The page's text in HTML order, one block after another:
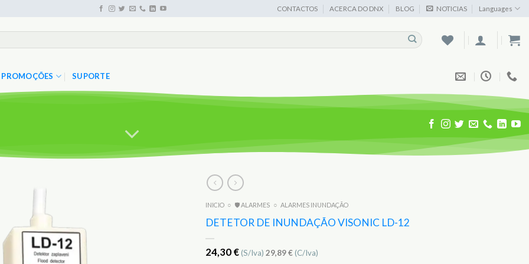
CONTACTOS ACERCA DO DNX BLOG NOTICIAS Languages
PROMOÇÕES SUPORTE
INICIO ○ 🛡️ ALARMES ○ ALARMES INUNDAÇÃO
DETETOR DE INUNDAÇÃO VISONIC LD-12
24,30 € (S/Iva) 29,89€ (C/Iva)